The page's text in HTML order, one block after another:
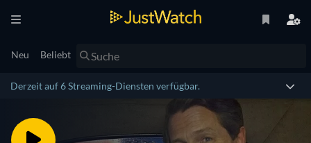
Neu Beliebt
Derzeit auf 6 Streaming-Diensten verfügbar.